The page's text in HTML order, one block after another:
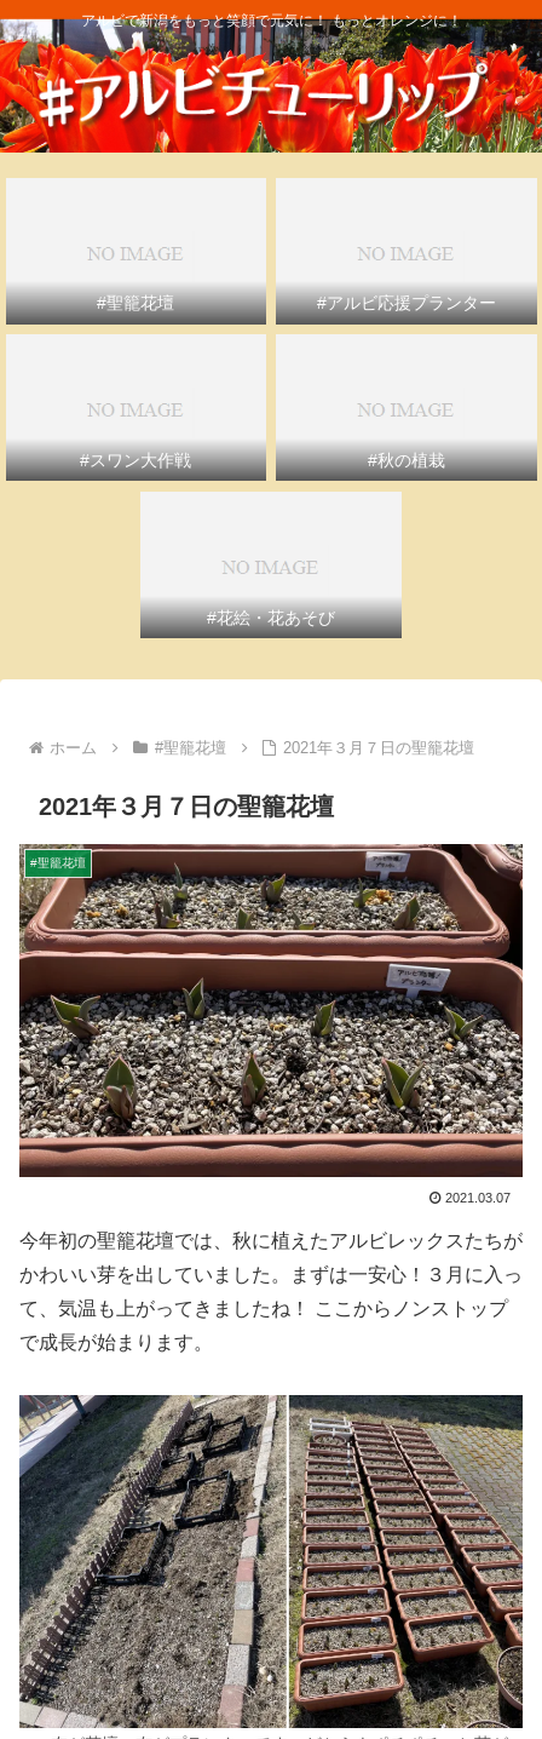
アルビで新潟をもっと笑顔で元気に！ もっとオレンジに！
#聖籠花壇 #アルビ応援プランター
#スワン大作戦 #秋の植栽
#花絵・花あそび
ホーム #聖籠花壇 2021年３月７日の聖籠花壇
2021年３月７日の聖籠花壇
#聖籠花壇
2021.03.07
今年初の聖籠花壇では、秋に植えたアルビレックスたちが
かわいい芽を出していました。まずは一安心！３月に入っ
て、気温も上がってきましたね！ ここからノンストップ
で成長が始まります。